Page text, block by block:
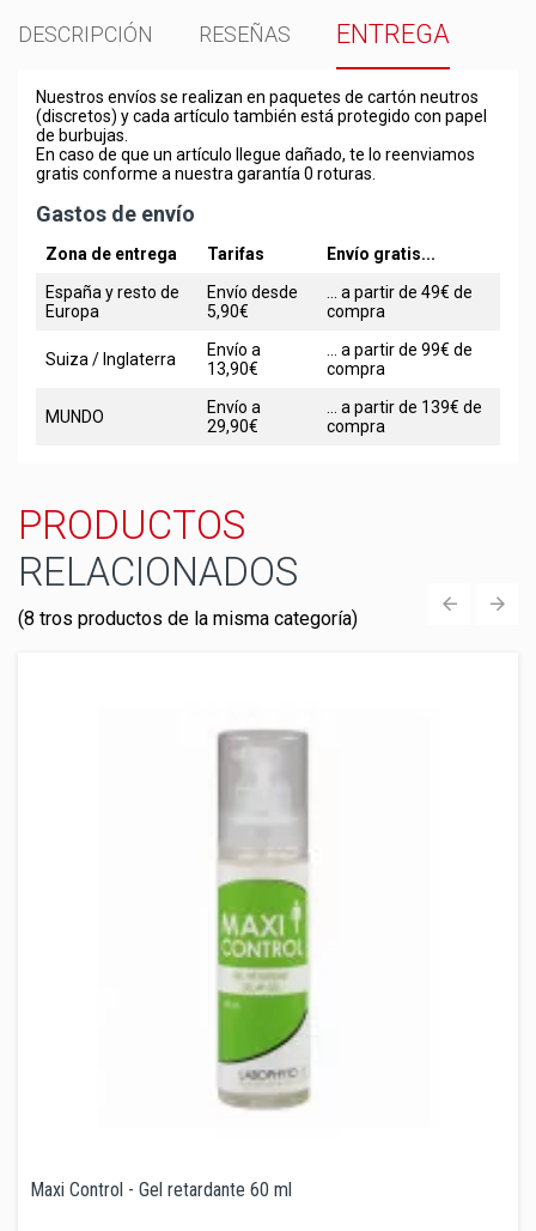
DESCRIPCIÓN RESEÑAS ENTREGA
Nuestros envíos se realizan en paquetes de cartón neutros
(discretos) y cada artículo también está protegido con papel
de burbujas.
En caso de que un artículo llegue dañado, te lo reenviamos
gratis conforme a nuestra garantía 0 roturas.
Gastos de envío
Zona de entrega Tarifas
Envío gratis...
España y resto de
Europa
Envío desde
5,90€
... a partir de 49€ de
compra
Suiza / Inglaterra
Envío a
13,90€
... a partir de 99€ de
compra
MUNDO
Envío a
29,90€
... a partir de 139€ de
compra
PRODUCTOS
RELACIONADOS
(8 tros productos de la misma categoría)
Maxi Control - Gel retardante 60 ml